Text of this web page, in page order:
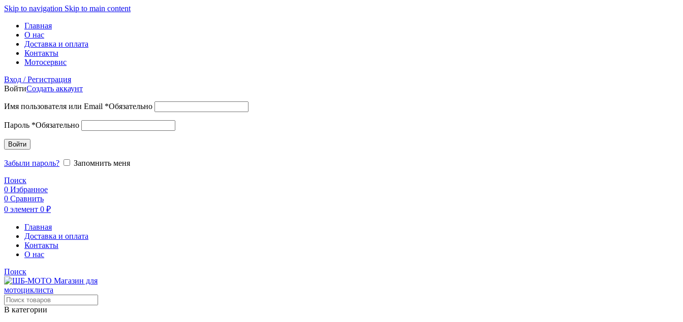
Skip to navigation Skip to main content
Главная
О нас
Доставка и оплата
Контакты
Мотосервис
Вход / Регистрация
ВойтиСоздать аккаунт
Имя пользователя или Email *Обязательно
Пароль *Обязательно
Войти
Забыли пароль?
Запомнить меня
Поиск
0 Избранное
0 Сравнить
0 элемент 0 ₽
Главная
Доставка и оплата
Контакты
О нас
Поиск
В категории